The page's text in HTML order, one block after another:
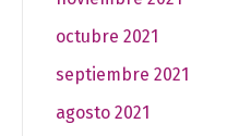
octubre 2021
septiembre 2021
agosto 2021